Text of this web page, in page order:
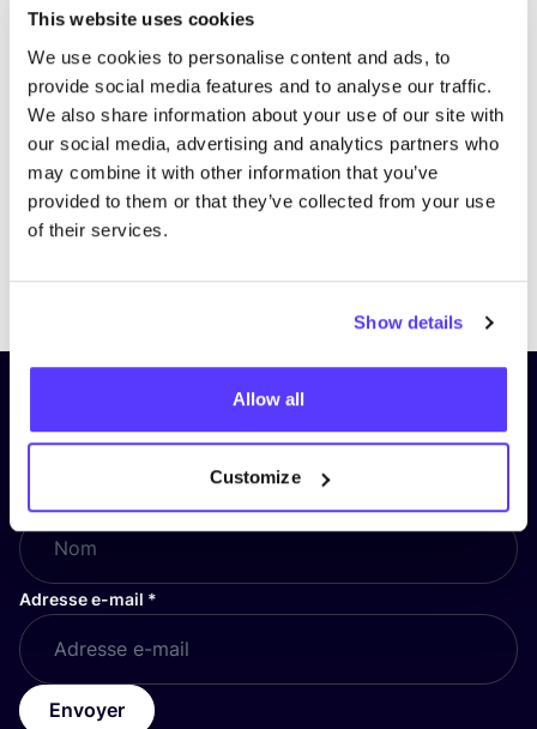
This website uses cookies
We use cookies to personalise content and ads, to
provide social media features and to analyse our traffic.
We also share information about your use of our site with
our social media, advertising and analytics partners who
may combine it with other information that you’ve
provided to them or that they’ve collected from your use
of their services.
Show details
Allow all
Customize
Inscrivez-vous à notre lettre
d’information et restez informé !
Adresse e-mail *
Envoyer